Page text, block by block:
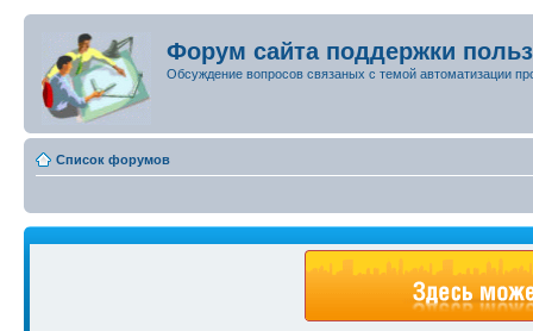
Форум сайта поддержки
Обсуждение вопросов связаных с темой автоматизации
Список форумов